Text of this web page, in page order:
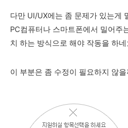
다만 UI/UX에는 좀 문제가 있는게
PC컴퓨터나 스마트폰에서 밀어주
치 하는 방식으로 해야 작동을 하
이 부분은 좀 수정이 필요하지 않